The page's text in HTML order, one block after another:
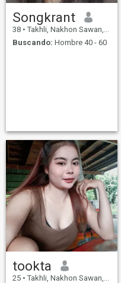
Songkrant
38 • Takhli, Nakhon Sawan, Tailandia
Buscando: Hombre 40 - 60
tookta
25 • Takhli, Nakhon Sawan, Tailandia